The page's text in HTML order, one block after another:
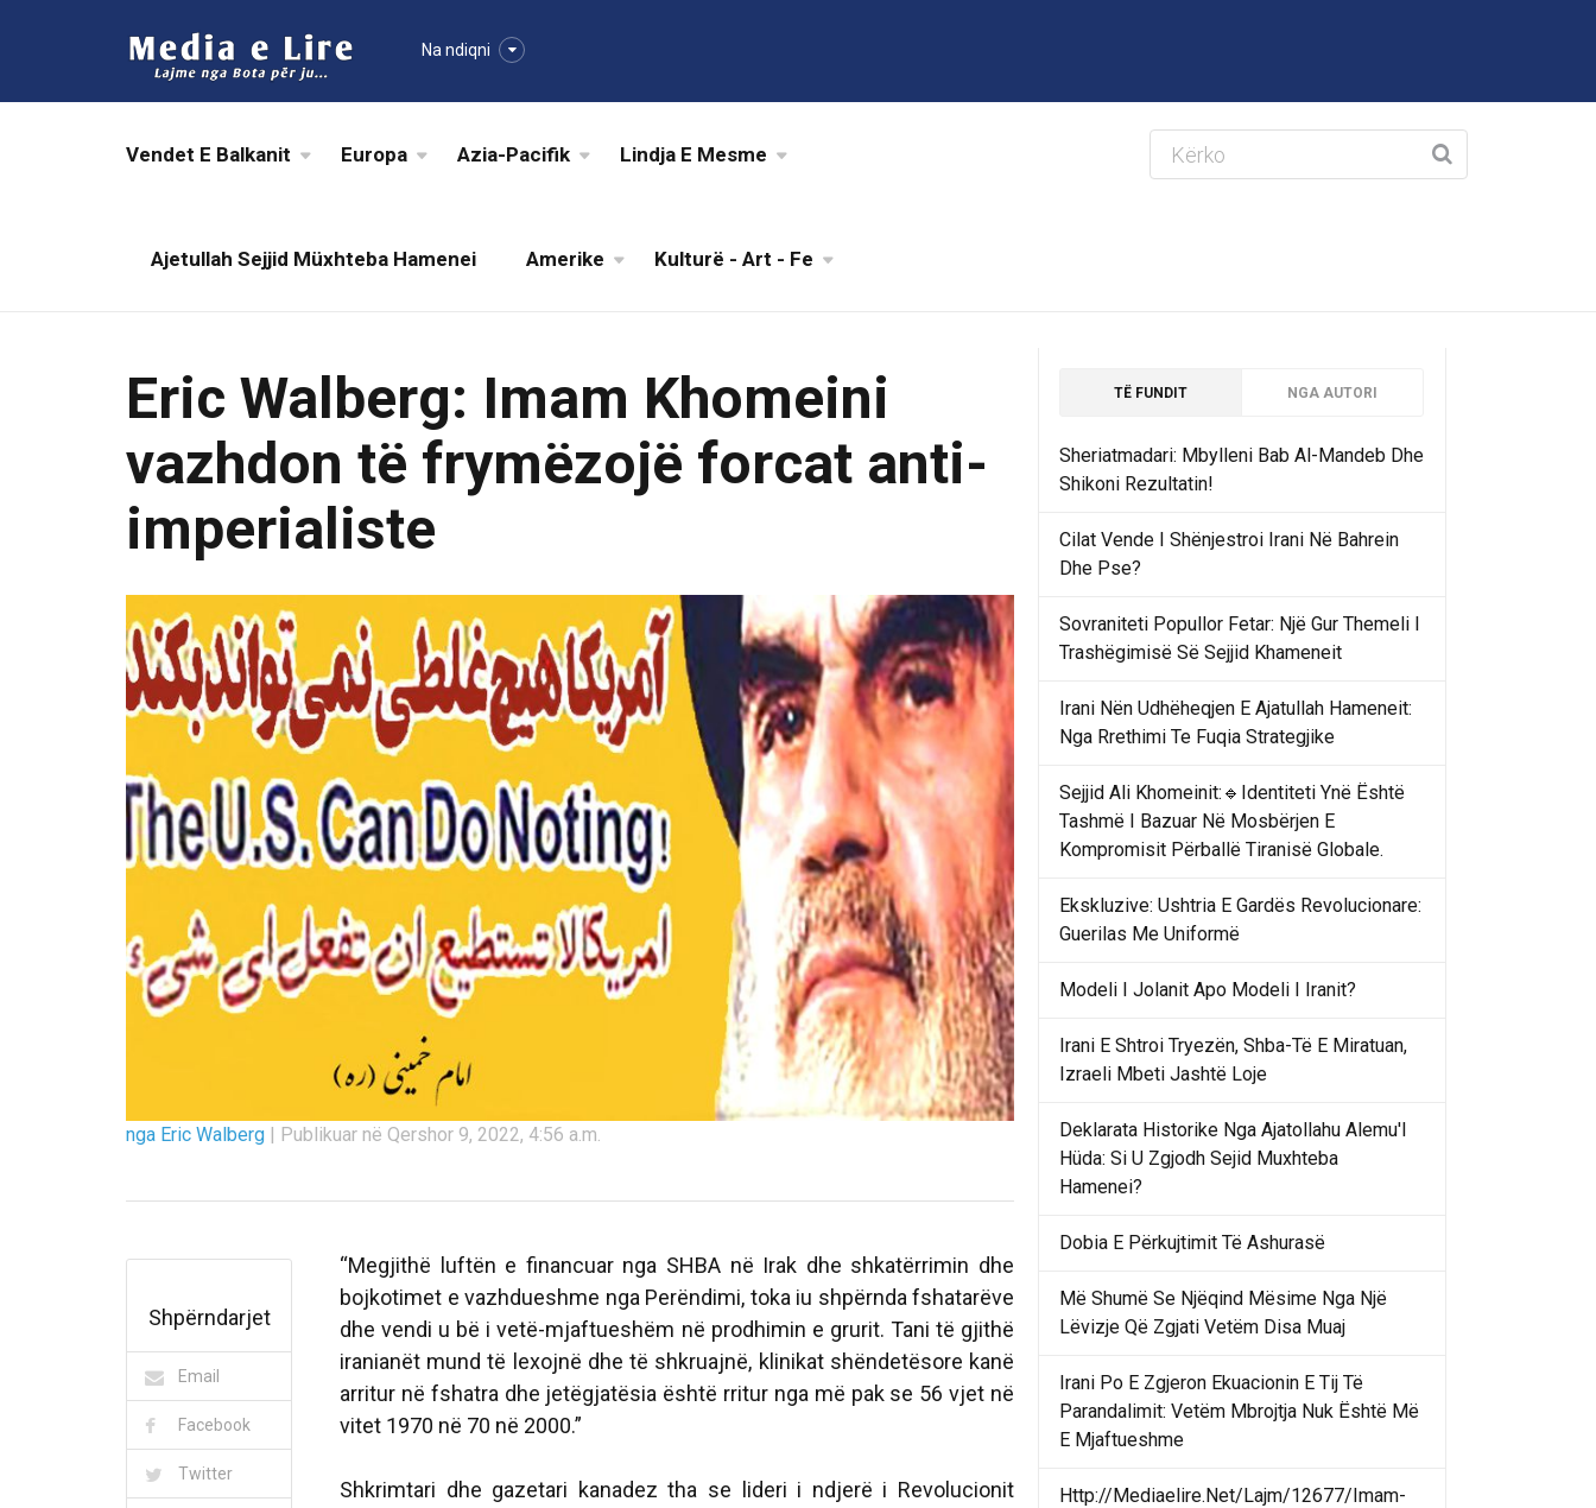
Na ndiqni
Vendet E Balkanit Europa Azia-Pacifik Lindja E Mesme
Ajetullah Sejjid Müxhteba Hamenei Amerike Kulturë - Art - Fe
Eric Walberg: Imam Khomeini
vazhdon të frymëzojë forcat anti-
imperialiste
nga Eric Walberg Publikuar në Qershor 9, 2022, 4:56 a.m.
Shpërndarjet
Email
Facebook
Twitter
“Megjithë luftën e financuar nga SHBA në Irak dhe shkatërrimin dhe
bojkotimet e vazhdueshme nga Perëndimi, toka iu shpërnda fshatarëve
dhe vendi u bë i vetë-mjaftueshëm në prodhimin e grurit. Tani të gjithë
iranianët mund të lexojnë dhe të shkruajnë, klinikat shëndetësore kanë
arritur në fshatra dhe jetëgjatësia është rritur nga më pak se 56 vjet në
vitet 1970 në 70 në 2000.”
Shkrimtari dhe gazetari kanadez tha se lideri i ndjerë i Revolucionit
TË FUNDIT NGA AUTORI
Sheriatmadari: Mbylleni Bab Al-Mandeb Dhe
Shikoni Rezultatin!
Cilat Vende I Shënjestroi Irani Në Bahrein
Dhe Pse?
Sovraniteti Popullor Fetar: Një Gur Themeli I
Trashëgimisë Së Sejjid Khameneit
Irani Nën Udhëheqjen E Ajatullah Hameneit:
Nga Rrethimi Te Fuqia Strategjike
Sejjid Ali Khomeinit:🔹Identiteti Ynë Është
Tashmë I Bazuar Në Mosbërjen E
Kompromisit Përballë Tiranisë Globale.
Ekskluzive: Ushtria E Gardës Revolucionare:
Guerilas Me Uniformë
Modeli I Jolanit Apo Modeli I Iranit?
Irani E Shtroi Tryezën, Shba-Të E Miratuan,
Izraeli Mbeti Jashtë Loje
Deklarata Historike Nga Ajatollahu Alemu'l
Hüda: Si U Zgjodh Sejid Muxhteba
Hamenei?
Dobia E Përkujtimit Të Ashurasë
Më Shumë Se Njëqind Mësime Nga Një
Lëvizje Që Zgjati Vetëm Disa Muaj
Irani Po E Zgjeron Ekuacionin E Tij Të
Parandalimit: Vetëm Mbrojtja Nuk Është Më
E Mjaftueshme
Http://Mediaelire.Net/Lajm/12677/Imam-